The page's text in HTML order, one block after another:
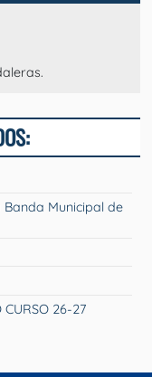
Municipal de
CURSO 26-27